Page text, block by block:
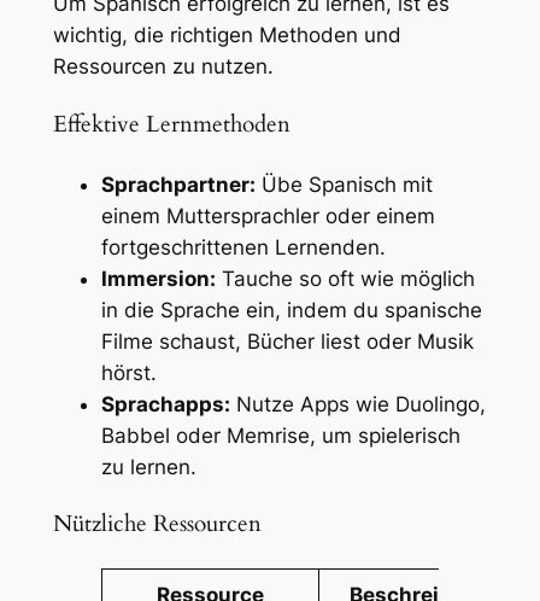
wichtig, die richtigen Methoden und
Ressourcen zu nutzen.
Effektive Lernmethoden
Sprachpartner: Übe Spanisch mit
einem Muttersprachler oder einem
fortgeschrittenen Lernenden.
Immersion: Tauche so oft wie möglich
in die Sprache ein, indem du spanische
Filme schaust, Bücher liest oder Musik
hörst.
Sprachapps: Nutze Apps wie Duolingo,
Babbel oder Memrise, um spielerisch
zu lernen.
Nützliche Ressourcen
Ressource Beschreibung